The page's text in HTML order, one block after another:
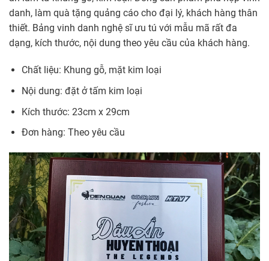
danh, làm quà tặng quảng cáo cho đại lý, khách hàng thân
thiết. Bảng vinh danh nghệ sĩ ưu tú với mẫu mã rất đa
dạng, kích thước, nội dung theo yêu cầu của khách hàng.
Chất liệu: Khung gỗ, mặt kim loại
Nội dung: đặt ở tấm kim loại
Kích thước: 23cm x 29cm
Đơn hàng: Theo yêu cầu